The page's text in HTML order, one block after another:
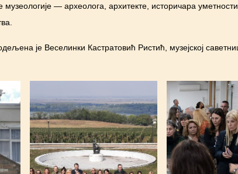
музеологије — археолога, архитекте, историчара
је Веселинки Кастратовић Ристић, музејској